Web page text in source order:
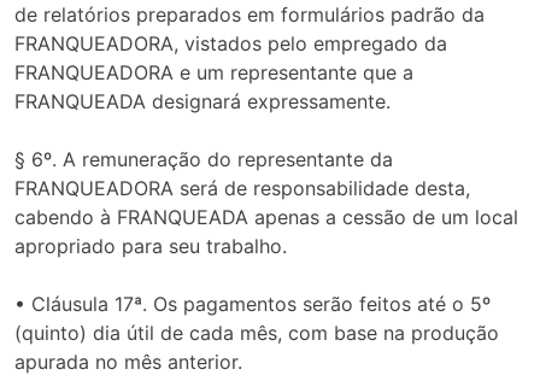
de relatórios preparados em formulários padrão da
FRANQUEADORA, vistados pelo empregado da
FRANQUEADORA e um representante que a
FRANQUEADA designará expressamente.
§ 6º. A remuneração do representante da
FRANQUEADORA será de responsabilidade desta,
cabendo à FRANQUEADA apenas a cessão de um local
apropriado para seu trabalho.
• Cláusula 17ª. Os pagamentos serão feitos até o 5º
(quinto) dia útil de cada mês, com base na produção
apurada no mês anterior.